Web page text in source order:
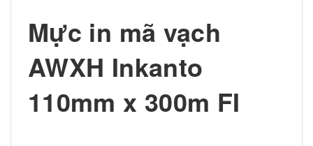
Mực in mã vạch
AWXH Inkanto
110mm x 300m FI